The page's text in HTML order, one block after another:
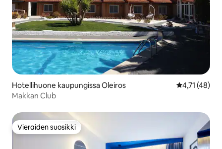
Hotellihuone kaupungissa Oleiros
4,71 (48)
Makkan Club
Vieraiden suosikki
Vieraiden suosikki